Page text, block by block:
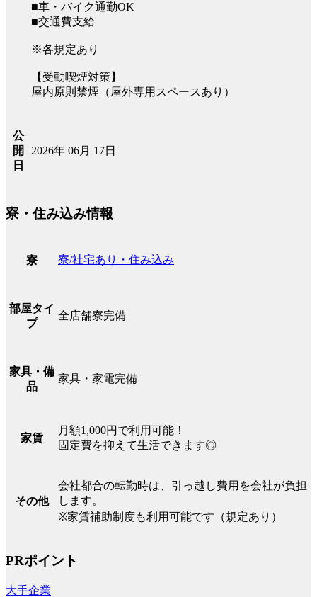
■車・バイク通勤OK
■交通費支給
※各規定あり
【受動喫煙対策】
屋内原則禁煙（屋外専用スペースあり）
公
開
日
2026年 06月 17日
寮・住み込み情報
寮 寮/社宅あり・住み込み
部屋タイ
プ
全店舗寮完備
家具・備
品
家具・家電完備
家賃
月額1,000円で利用可能！
固定費を抑えて生活できます◎
その他
会社都合の転勤時は、引っ越し費用を会社が負担
します。
※家賃補助制度も利用可能です（規定あり）
PRポイント
大手企業